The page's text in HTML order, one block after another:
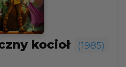
kocioł (1985)